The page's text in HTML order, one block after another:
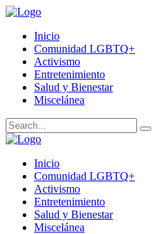
Inicio
Comunidad LGBTQ+
Activismo
Entretenimiento
Salud y Bienestar
Miscelánea
Inicio
Comunidad LGBTQ+
Activismo
Entretenimiento
Salud y Bienestar
Miscelánea